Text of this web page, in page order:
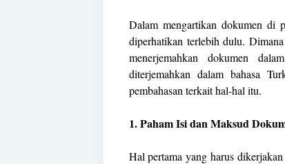
Dalam mengartikan dokumen di
diperhatikan terlebih dulu.
menerjemahkan dokumen
diterjemahkan dalam bahasa
pembahasan terkait hal-hal itu.
1. Paham Isi dan Maksud
Hal pertama yang harus